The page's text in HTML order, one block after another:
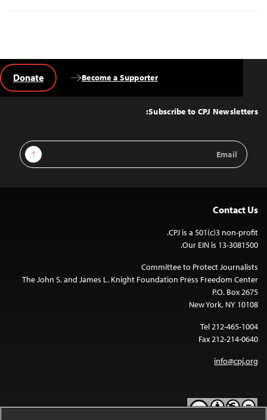
Top
Subscribe to CPJ Newsletters:
Email
Address
Sign Up
Become a Supporter
Donate
Contact Us
CPJ is a 501(c)3 non-profit.
Our EIN is 13-3081500.
Committee to Protect Journalists
The John S. and James L. Knight Foundation Press Freedom Center
P.O. Box 2675
New York, NY 10108
Tel 212-465-1004
Fax 212-214-0640
info@cpj.org